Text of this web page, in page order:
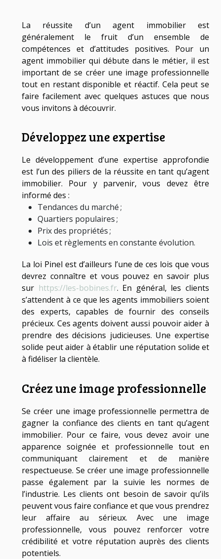
La réussite d’un agent immobilier est
généralement le fruit d’un ensemble de
compétences et d’attitudes positives. Pour un
agent immobilier qui débute dans le métier, il est
important de se créer une image professionnelle
tout en restant disponible et réactif. Cela peut se
faire facilement avec quelques astuces que nous
vous invitons à découvrir.
Développez une expertise
Le développement d’une expertise approfondie
est l’un des piliers de la réussite en tant qu’agent
immobilier. Pour y parvenir, vous devez être
informé des :
Tendances du marché ;
Quartiers populaires ;
Prix des propriétés ;
Lois et règlements en constante évolution.
La loi Pinel est d’ailleurs l’une de ces lois que vous
devrez connaître et vous pouvez en savoir plus
sur https://les-bobines.fr. En général, les clients
s’attendent à ce que les agents immobiliers soient
des experts, capables de fournir des conseils
précieux. Ces agents doivent aussi pouvoir aider à
prendre des décisions judicieuses. Une expertise
solide peut aider à établir une réputation solide et
à fidéliser la clientèle.
Créez une image professionnelle
Se créer une image professionnelle permettra de
gagner la confiance des clients en tant qu’agent
immobilier. Pour ce faire, vous devez avoir une
apparence soignée et professionnelle tout en
communiquant clairement et de manière
respectueuse. Se créer une image professionnelle
passe également par la suivie les normes de
l’industrie. Les clients ont besoin de savoir qu’ils
peuvent vous faire confiance et que vous prendrez
leur affaire au sérieux. Avec une image
professionnelle, vous pouvez renforcer votre
crédibilité et votre réputation auprès des clients
potentiels.